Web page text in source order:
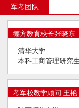
军考团队
德方教育校长张晓东
清华大学
本科工商管理研究
考军校教学顾问 王艳